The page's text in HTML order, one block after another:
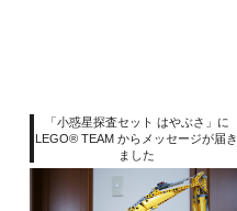
「小惑星探査セット はやぶさ」に
LEGO® TEAM からメッセージが届き
ました